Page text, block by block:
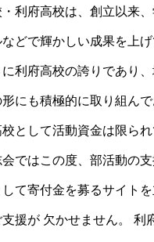
・利府高校は、創立以来
などで輝かしい成果を上
に利府高校の誇りであり
形にも積極的に取り組ん
校として活動資金は限ら
会ではこの度、部活動の
して寄付金を募るサイト
支援が 欠かせません。 利